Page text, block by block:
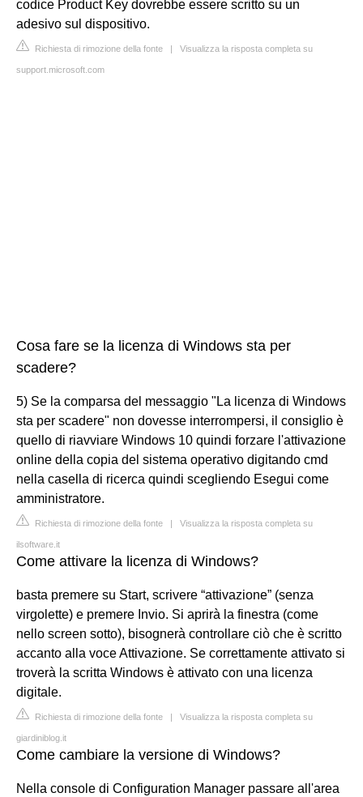
codice Product Key dovrebbe essere scritto su un
adesivo sul dispositivo.
Richiesta di rimozione della fonte | Visualizza la risposta completa su
support.microsoft.com
Cosa fare se la licenza di Windows sta per
scadere?
5) Se la comparsa del messaggio "La licenza di Windows
sta per scadere" non dovesse interrompersi, il consiglio è
quello di riavviare Windows 10 quindi forzare l'attivazione
online della copia del sistema operativo digitando cmd
nella casella di ricerca quindi scegliendo Esegui come
amministratore.
Richiesta di rimozione della fonte | Visualizza la risposta completa su
ilsoftware.it
Come attivare la licenza di Windows?
basta premere su Start, scrivere “attivazione” (senza
virgolette) e premere Invio. Si aprirà la finestra (come
nello screen sotto), bisognerà controllare ciò che è scritto
accanto alla voce Attivazione. Se correttamente attivato si
troverà la scritta Windows è attivato con una licenza
digitale.
Richiesta di rimozione della fonte | Visualizza la risposta completa su
giardiniblog.it
Come cambiare la versione di Windows?
Nella console di Configuration Manager passare all'area